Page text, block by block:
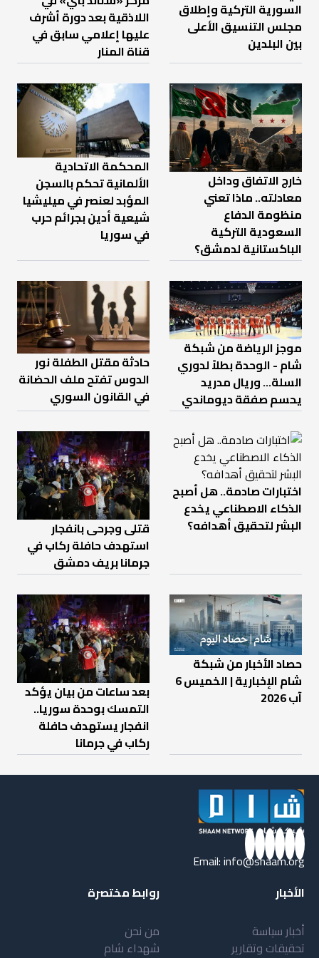
السورية التركية وإطلاق
مجلس التنسيق الأعلى
بين البلدين
اللاذقية بعد دورة أشرف
عليها إعلامي سابق في
قناة المنار
خارج الاتفاق وداخل
معادلته.. ماذا تعني
منظومة الدفاع
السعودية التركية
الباكستانية لدمشق؟
المحكمة الاتحادية
الألمانية تحكم بالسجن
المؤبد لعنصر في ميليشيا
شيعية أدين بجرائم حرب
في سوريا
موجز الرياضة من شبكة
شام - الوحدة بطلاً لدوري
السلة... وريال مدريد
يحسم صفقة ديوماندي
حادثة مقتل الطفلة نور
الدوس تفتح ملف الحضانة
في القانون السوري
اختبارات صادمة.. هل أصبح
الذكاء الاصطناعي يخدع
البشر لتحقيق أهدافه؟
قتلى وجرحى بانفجار
استهدف حافلة ركاب في
جرمانا بريف دمشق
حصاد الأخبار من شبكة
شام الإخبارية | الخميس 6
آب 2026
بعد ساعات من بيان يؤكد
التمسك بوحدة سوريا..
انفجار يستهدف حافلة
ركاب في جرمانا
Email:info@shaam.org
الأخبار
أخبار سياسة
تحقيقات وتقارير
روابط مختصرة
من نحن
شهداء شام